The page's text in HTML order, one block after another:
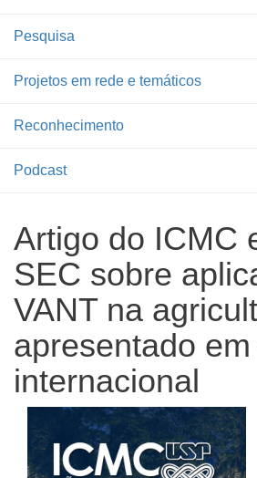
Pesquisa
Projetos em rede e temáticos
Reconhecimento
Podcast
Artigo do ICMC
SEC sobre
VANT na
apresentado
internacional